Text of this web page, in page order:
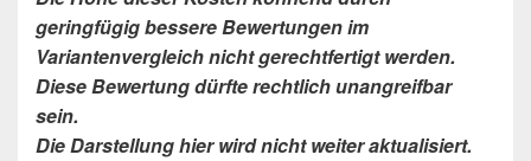
geringfügig bessere Bewertungen im
Variantenvergleich nicht gerechtfertigt werden.
Diese Bewertung dürfte rechtlich unangreifbar
sein.
Die Darstellung hier wird nicht weiter aktualisiert.